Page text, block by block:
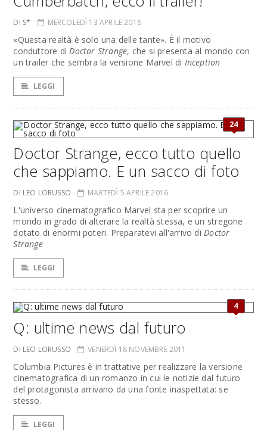
DI S* MERCOLEDÌ 13 APRILE 2016
«Questa realtà è solo una delle tante». È il motivo
conduttore diDoctor Strange, che si presenta al mondo con
un trailer che sembra la versione Marvel di Inception
LEGGI
24
Doctor Strange, ecco tutto quello
che sappiamo. E un sacco di foto
DI LEO LORUSSO MARTEDÌ 5 APRILE 2016
L'universo cinematografico Marvel sta per scoprire un
mondo in grado di alterare la realtà stessa, e un stregone
dotato di enormi poteri. Preparatevi all'arrivo diDoctor
Strange
LEGGI
4
Q: ultime news dal futuro
DI LEO LORUSSO VENERDÌ 18 NOVEMBRE 2011
Columbia Pictures è in trattative per realizzare la versione
cinematografica di un romanzo in cui le notizie dal futuro
del protagonista arrivano da una fonte inaspettata: se
stesso.
LEGGI